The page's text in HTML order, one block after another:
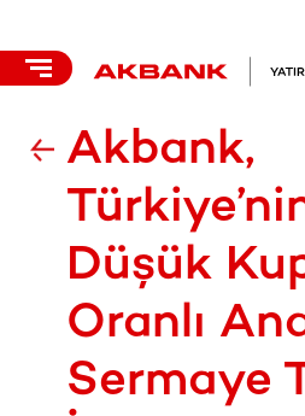
Akbank,
Düşük
Oranlı
Sermaye